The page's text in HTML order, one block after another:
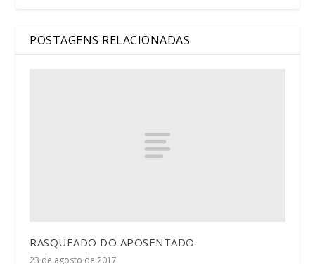
POSTAGENS RELACIONADAS
RASQUEADO DO APOSENTADO
23 de agosto de 2017